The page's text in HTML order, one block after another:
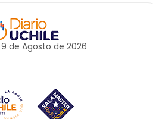
9 de Agosto de 2026